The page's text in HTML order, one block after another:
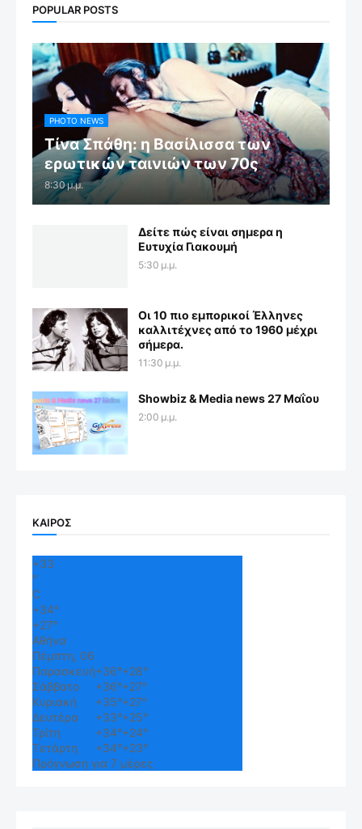
POPULAR POSTS
PHOTO NEWS
Τίνα Σπάθη: η Βασίλισσα των
ερωτικών ταινιών των 70ς
8:30 μ.μ.
Δείτε πώς είναι σημερα η
Ευτυχία Γιακουμή
5:30 μ.μ.
Οι 10 πιο εμπορικοί Έλληνες
καλλιτέχνες από το 1960 μέχρι
σήμερα.
11:30 μ.μ.
Showbiz & Media news 27 Μαΐου
2:00 μ.μ.
ΚΑΙΡΟΣ
+33
°
C
+34°
+27°
Αθήνα
Πέμπτη, 06
Παρασκευή+36°+28°
Σάββατο
+36°+27°
Κυριακή
+35°+27°
Δευτέρα
+33°+25°
Τρίτη
+34°+24°
Τετάρτη
+34°+23°
Πρόγνωση για 7 μέρες